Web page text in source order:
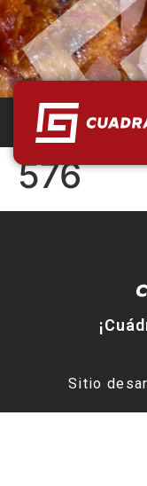
576
Sitio